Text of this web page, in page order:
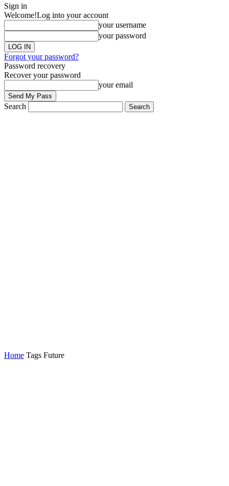
Sign in
Welcome!Log into your account
your username
your password
Forgot your password?
Password recovery
Recover your password
your email
Search
Home Tags Future